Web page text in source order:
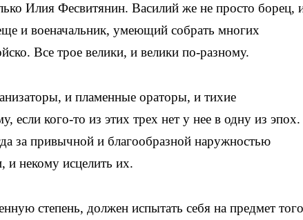
Илия Фесвитянин. Василий же не просто борец,
и военачальник, умеющий собрать многих
Все трое велики, и велики по-разному.
и пламенные ораторы, и тихие
если кого-то из этих трех нет у нее в одну из эпох.
за привычной и благообразной наружностью
и некому исцелить их.
степень, должен испытать себя на предмет